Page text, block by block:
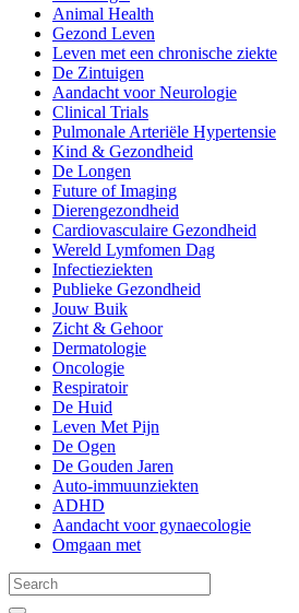
Animal Health
Gezond Leven
Leven met een chronische ziekte
De Zintuigen
Aandacht voor Neurologie
Clinical Trials
Pulmonale Arteriële Hypertensie
Kind & Gezondheid
De Longen
Future of Imaging
Dierengezondheid
Cardiovasculaire Gezondheid
Wereld Lymfomen Dag
Infectieziekten
Publieke Gezondheid
Jouw Buik
Zicht & Gehoor
Dermatologie
Oncologie
Respiratoir
De Huid
Leven Met Pijn
De Ogen
De Gouden Jaren
Auto-immuunziekten
ADHD
Aandacht voor gynaecologie
Omgaan met